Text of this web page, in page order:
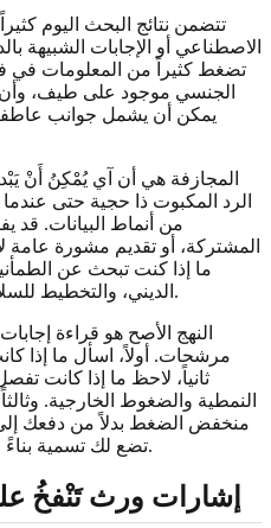
تتضمن نتائج البحث اليوم
الاصطناعي أو الإجابات الشبيهة
تضغط كثيراً من المعلومات في
الجنسي موجود على طيف، وأن
يمكن أن يشمل جوانب
المجازفة هي أن آي يُمْكِنُ أَنْ
الرد المكبوت ذا حجية حتى
من أنماط البيانات. قد
المشتركة، أو تقديم مشورة عامة
ما إذا كنت تبحث عن
الديني، والتخطيط للسلامة، أو طريقة خاصة لاستكشافها.
النهج الأصح هو قراءة
مرشحات. أولاً، اسأل ما إذا
ثانياً، لاحظ ما إذا كانت
النمطية والضغوط الخارجية.
منخفض الضغط بدلاً من دفعك إلى
تضع لك تسمية بناءً على تفصيل واحد، فهي ضيقة جداً.
إشارات ورث تَنْفخُ